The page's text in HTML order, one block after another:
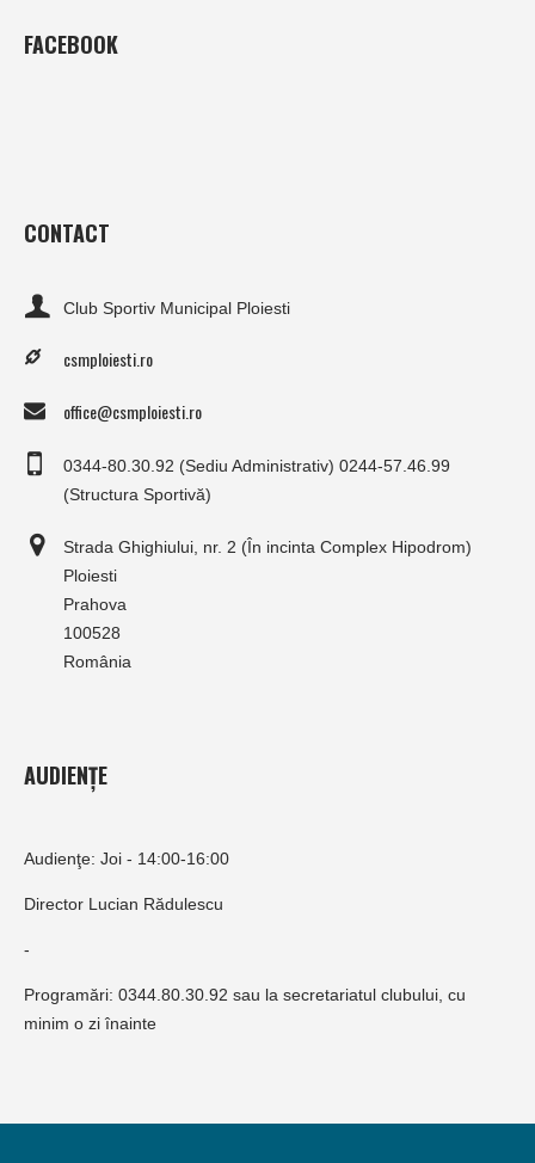
FACEBOOK
CONTACT
Club Sportiv Municipal Ploiesti
csmploiesti.ro
office@csmploiesti.ro
0344-80.30.92 (Sediu Administrativ) 0244-57.46.99
(Structura Sportivă)
Strada Ghighiului, nr. 2 (În incinta Complex Hipodrom)
Ploiesti
Prahova
100528
România
AUDIENȚE
Audienţe: Joi - 14:00-16:00
Director Lucian Rădulescu
-
Programări: 0344.80.30.92 sau la secretariatul clubului, cu
minim o zi înainte